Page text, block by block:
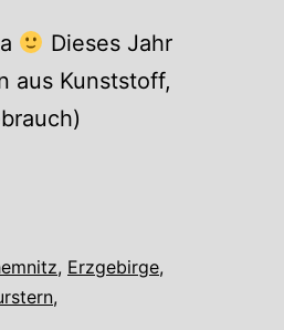
Dieses Jahr
aus Kunststoff,
, Erzgebirge,
,